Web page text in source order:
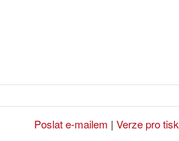
Poslat e-mailem | Verze pro tisk